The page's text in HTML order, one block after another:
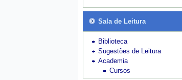
Sala de Leitura
Biblioteca
Sugestões de Leitura
Academia
Cursos